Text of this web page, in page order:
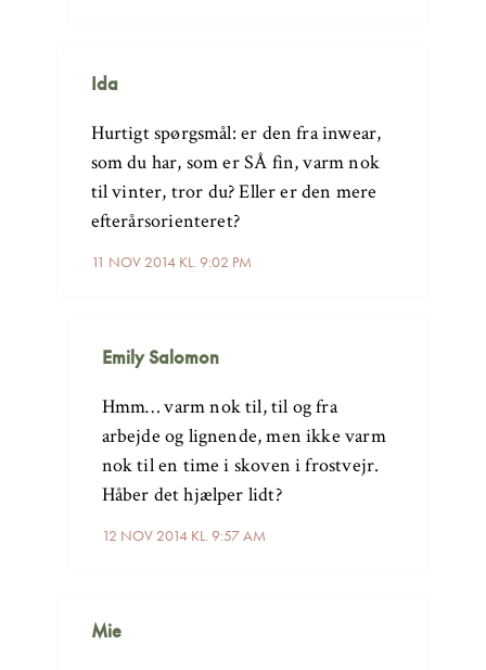
Ida
11 NOV 2014 KL. 9:02 PM
Hurtigt spørgsmål: er den fra inwear,
som du har, som er SÅ fin, varm nok
til vinter, tror du? Eller er den mere
efterårsorienteret?
Emily Salomon
12 NOV 2014 KL. 9:57 AM
Hmm… varm nok til, til og fra
arbejde og lignende, men ikke varm
nok til en time i skoven i frostvejr.
Håber det hjælper lidt?
Mie